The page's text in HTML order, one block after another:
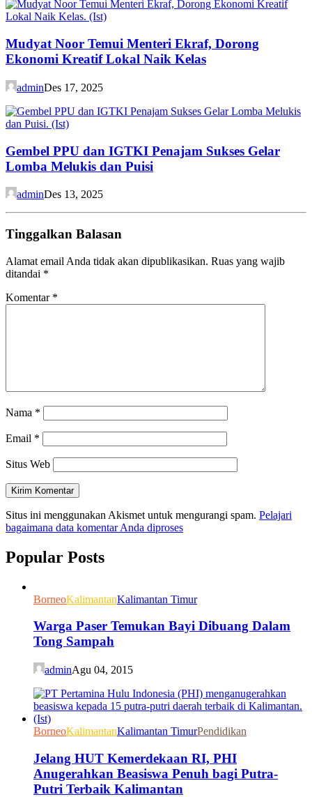
Mudyat Noor Temui Menteri Ekraf, Dorong
Ekonomi Kreatif Lokal Naik Kelas
adminDes 17, 2025
Gembel PPU dan IGTKI Penajam Sukses Gelar
Lomba Melukis dan Puisi
adminDes 13, 2025
Tinggalkan Balasan
Alamat email Anda tidak akan dipublikasikan. Ruas yang wajib
ditandai *
Komentar *
Nama *
Email *
Situs Web
Situs ini menggunakan Akismet untuk mengurangi spam. Pelajari
bagaimana data komentar Anda diproses
Popular Posts
BorneoKalimantanKalimantan Timur
Warga Paser Temukan Bayi Dibuang Dalam
Tong Sampah
adminAgu 04, 2015
BorneoKalimantanKalimantan TimurPendidikan
Jelang HUT Kemerdekaan RI, PHI
Anugerahkan Beasiswa Penuh bagi Putra-
Putri Terbaik Kalimantan